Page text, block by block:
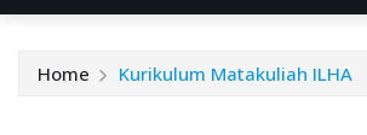
Home Kurikulum Matakuliah ILHA